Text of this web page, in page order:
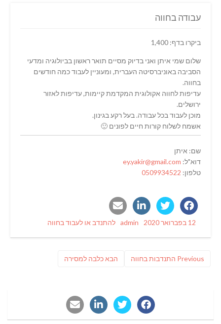
עבודה בחווה
ביקרו בדף: 1,400
שלום שמי איתן ואני בדיוק מסיים תואר ראשון בביולוגיה ומדעי
הסביבה באוניברסיטה העברית, ומעוניין לעבוד כמה חודשים
בחווה.
עדיפות לחווה אקולוגית המקדמת קיימות, עדיפות לאזור
ירושלים.
מוכן לעבוד בכל עבודה. בעל רקע בגינון.
אשמח לשלוח קורות חיים לפונים 🙂
שם: איתן
דוא"ל:
טלפון: 0509934522
Posted
12 בפברואר 2020 Author
admin
Categories
להתנדב או לעבוד בחווה
Previous
Previous
התנדבות בחווה הבאפוסט
כלבה למסירה